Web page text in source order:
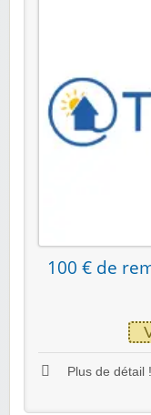
100 € de
Plus de détail !